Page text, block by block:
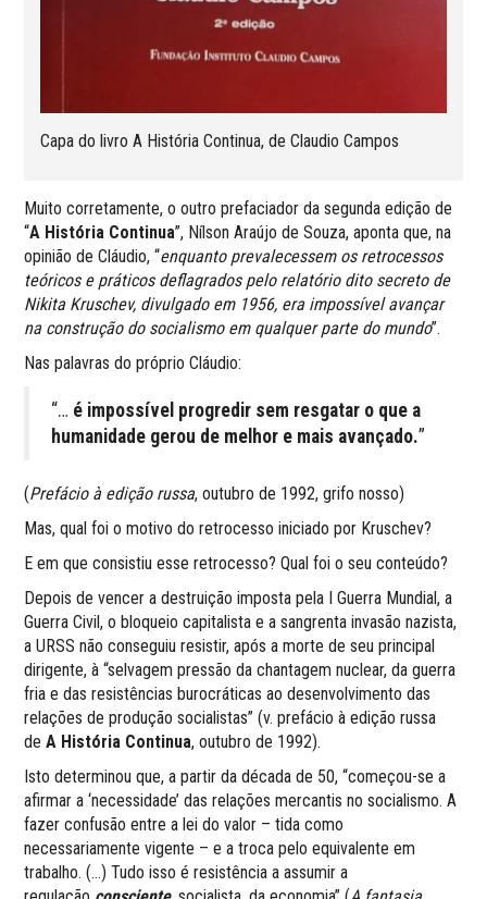
Capa do livro A História Continua, de Claudio Campos
Muito corretamente, o outro prefaciador da segunda edição de
“A História Continua”, Nílson Araújo de Souza, aponta que, na
opinião de Cláudio, “enquanto prevalecessem os retrocessos
teóricos e práticos deflagrados pelo relatório dito secreto de
Nikita Kruschev, divulgado em 1956, era impossível avançar
na construção do socialismo em qualquer parte do mundo”.
Nas palavras do próprio Cláudio:
“… é impossível progredir sem resgatar o que a
humanidade gerou de melhor e mais avançado.”
(Prefácio à edição russa, outubro de 1992, grifo nosso)
Mas, qual foi o motivo do retrocesso iniciado por Kruschev?
E em que consistiu esse retrocesso? Qual foi o seu conteúdo?
Depois de vencer a destruição imposta pela I Guerra Mundial, a
Guerra Civil, o bloqueio capitalista e a sangrenta invasão nazista,
a URSS não conseguiu resistir, após a morte de seu principal
dirigente, à “selvagem pressão da chantagem nuclear, da guerra
fria e das resistências burocráticas ao desenvolvimento das
relações de produção socialistas” (v. prefácio à edição russa
deA História Continua, outubro de 1992).
Isto determinou que, a partir da década de 50, “co­meçou-se a
afirmar a ‘necessidade’ das relações mercantis no socialismo. A
fazer confusão entre a lei do valor – tida como
necessariamente vigente – e a troca pelo equivalente em
trabalho. (…) Tudo isso é resis­tência a assumir a